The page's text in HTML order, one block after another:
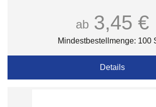
ab 3,45 €
Mindestbestellmenge: 100
Details